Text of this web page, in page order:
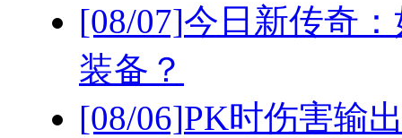
[08/07]今日新传奇
装备？
[08/06]PK时伤害输